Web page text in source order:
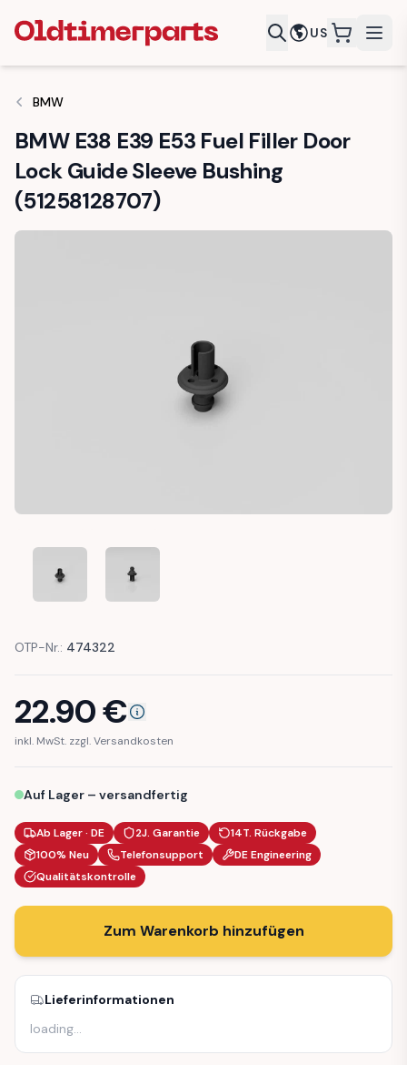
US
BMW
BMW E38 E39 E53 Fuel Filler Door
Lock Guide Sleeve Bushing
(51258128707)
BMW E38 E39 E53 FUEL FILLER DOOR LOCK GUIDE
BMW E38 E39 E53 FUEL FILLER DOOR LOCK
OTP-Nr.: 474322
22.90€
inkl. MwSt. zzgl. Versandkosten
Auf Lager – versandfertig
Ab Lager · DE 2J. Garantie
14T. Rückgabe
100% Neu
Telefonsupport
DE Engineering
Qualitätskontrolle
Zum Warenkorb hinzufügen
Lieferinformationen
loading…